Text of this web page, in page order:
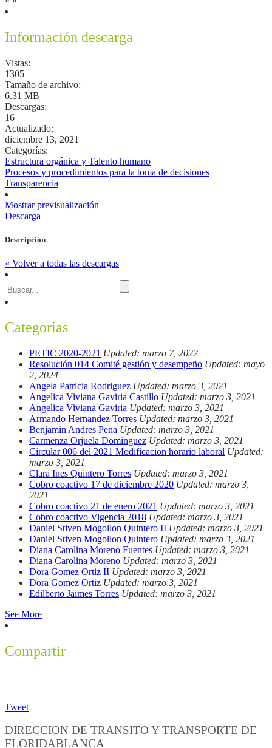
Información descarga
Vistas:
1305
Tamaño de archivo:
6.31 MB
Descargas:
16
Actualizado:
diciembre 13, 2021
Categorías:
Estructura orgánica y Talento humano
Procesos y procedimientos para la toma de decisiones
Transparencia
Mostrar previsualización
Descarga
Descripción
« Volver a todas las descargas
Categorías
PETIC 2020-2021 Updated: marzo 7, 2022
Resolución 014 Comité gestión y desempeño Updated: mayo
2, 2024
Angela Patricia Rodriguez Updated: marzo 3, 2021
Angelica Viviana Gaviria Castillo Updated: marzo 3, 2021
Angelica Viviana Gaviria Updated: marzo 3, 2021
Armando Hernandez Torres Updated: marzo 3, 2021
Benjamin Andres Pena Updated: marzo 3, 2021
Carmenza Orjuela Dominguez Updated: marzo 3, 2021
Circular 006 del 2021 Modificacion horario laboral Updated:
marzo 3, 2021
Clara Ines Quintero Torres Updated: marzo 3, 2021
Cobro coactivo 17 de diciembre 2020 Updated: marzo 3,
2021
Cobro coactivo 21 de enero 2021 Updated: marzo 3, 2021
Cobro coactivo Vigencia 2018 Updated: marzo 3, 2021
Daniel Stiven Mogollon Quintero II Updated: marzo 3, 2021
Daniel Stiven Mogollon Quintero Updated: marzo 3, 2021
Diana Carolina Moreno Fuentes Updated: marzo 3, 2021
Diana Carolina Moreno Updated: marzo 3, 2021
Dora Gomez Ortiz II Updated: marzo 3, 2021
Dora Gomez Ortiz Updated: marzo 3, 2021
Edilberto Jaimes Torres Updated: marzo 3, 2021
See More
Compartir
Tweet
DIRECCION DE TRANSITO Y TRANSPORTE DE
FLORIDABLANCA